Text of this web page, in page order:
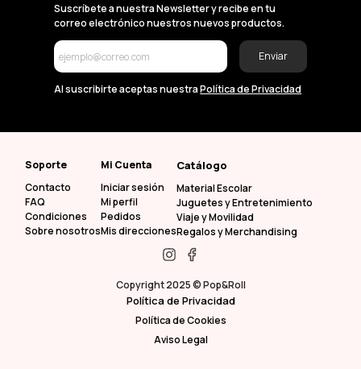
Soporte
Contacto
FAQ
Condiciones
Sobre nosotros
Mi Cuenta
Iniciar sesión
Mi perfil
Pedidos
Mis direcciones
Catálogo
Material Escolar
Juguetes y Entretenimiento
Viaje y Movilidad
Regalos y Merchandising
Copyright 2025 © Pop&Roll
Política de Privacidad
Política de Cookies
Aviso Legal
Suscríbete a nuestra Newsletter y recibe en tu
correo electrónico nuestros nuevos productos.
Enviar
Al suscribirte aceptas nuestraPolítica de Privacidad